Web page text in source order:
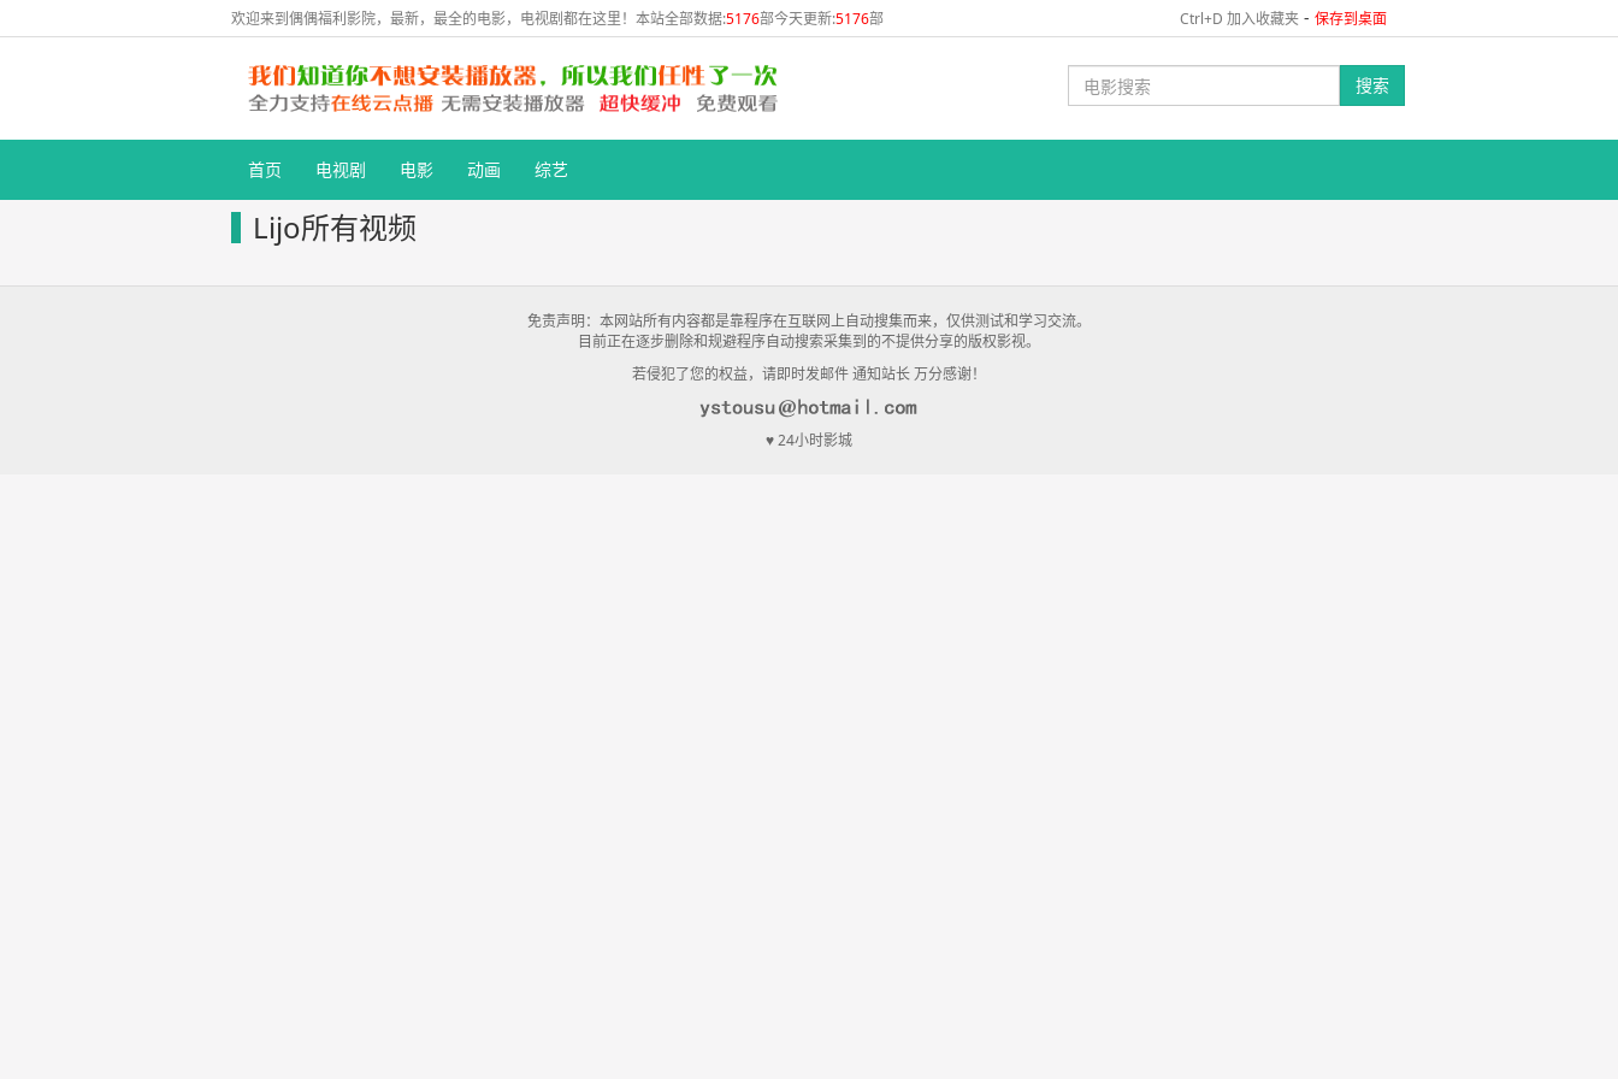
欢迎来到偶偶福利影院，最新，最全的电影，电视剧都在这里！本站全部数据:5176部今天更新:5176部 Ctrl+D 加入收藏夹 - 保存到桌面
搜索
首页 电视剧 电影 动画 综艺
Lijo所有视频
免责声明：本网站所有内容都是靠程序在互联网上自动搜集而来，仅供测试和学习交流。
目前正在逐步删除和规避程序自动搜索采集到的不提供分享的版权影视。
若侵犯了您的权益，请即时发邮件 通知站长 万分感谢！
♥ 24小时影城